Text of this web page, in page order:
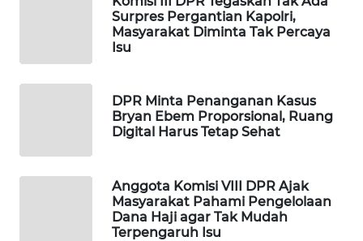
Surpres Pergantian Kapolri,
Masyarakat Diminta Tak Percaya
Isu
DPR Minta Penanganan Kasus
Bryan Ebem Proporsional, Ruang
Digital Harus Tetap Sehat
Anggota Komisi VIII DPR Ajak
Masyarakat Pahami Pengelolaan
Dana Haji agar Tak Mudah
Terpengaruh Isu
PORTAL